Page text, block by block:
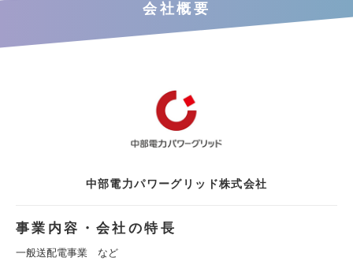
会社概要
中部電力パワーグリッド株式会社
事業内容・会社の特長
一般送配電事業 など